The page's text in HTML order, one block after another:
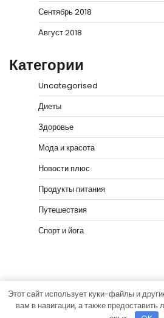
Сентябрь 2018
Август 2018
Категории
Uncategorised
Диеты
Здоровье
Мода и красота
Новости плюс
Продукты питания
Путешествия
Спорт и йога
Copyright © 2026vip-hata.ru
Этот сайт использует куки-файлы и
вам в навигации, а также предоставить